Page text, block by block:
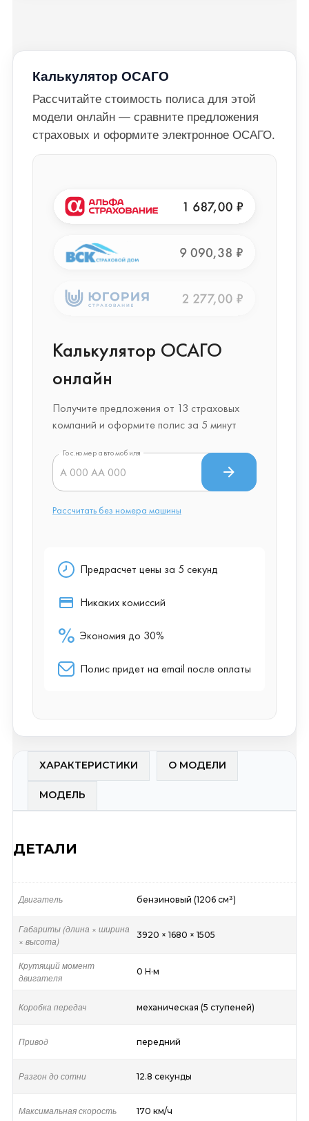
Калькулятор ОСАГО
Рассчитайте стоимость полиса для этой
модели онлайн — сравните предложения
страховых и оформите электронное ОСАГО.
ХАРАКТЕРИСТИКИ О МОДЕЛИ
МОДЕЛЬ
ДЕТАЛИ
Двигатель бензиновый (1206 см³)
Габариты (длина × ширина
× высота)
3920 × 1680 × 1505
Крутящий момент
двигателя
0 Н·м
Коробка передач механическая (5 ступеней)
Привод передний
Разгон до сотни 12.8 секунды
Максимальная скорость 170 км/ч